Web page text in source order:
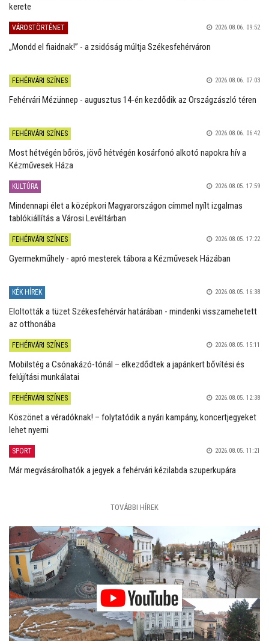
kerete
VÁROSTÖRTÉNET 2026.08.06. 09:52
„Mondd el fiaidnak!” - a zsidóság múltja Székesfehérváron
FEHÉRVÁRI SZÍNES 2026.08.06. 07:03
Fehérvári Mézünnep - augusztus 14-én kezdődik az Országzászló téren
FEHÉRVÁRI SZÍNES 2026.08.06. 06:42
Most hétvégén bőrös, jövő hétvégén kosárfonó alkotó napokra hív a
Kézművesek Háza
KULTÚRA 2026.08.05. 17:59
Mindennapi élet a középkori Magyarországon címmel nyílt izgalmas
tablókiállítás a Városi Levéltárban
FEHÉRVÁRI SZÍNES 2026.08.05. 17:22
Gyermekműhely - apró mesterek tábora a Kézművesek Házában
KÉK HÍREK 2026.08.05. 16:38
Eloltották a tüzet Székesfehérvár határában - mindenki visszamehetett
az otthonába
FEHÉRVÁRI SZÍNES 2026.08.05. 15:11
Mobilstég a Csónakázó-tónál – elkezdődtek a japánkert bővítési és
felújítási munkálatai
FEHÉRVÁRI SZÍNES 2026.08.05. 12:38
Köszönet a véradóknak! – folytatódik a nyári kampány, koncertjegyeket
lehet nyerni
SPORT 2026.08.05. 11:21
Már megvásárolhatók a jegyek a fehérvári kézilabda szuperkupára
TOVÁBBI HÍREK